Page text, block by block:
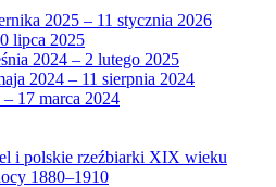
2025 – 11 stycznia 2026
lipca 2025
2024 – 2 lutego 2025
2024 – 11 sierpnia 2024
17 marca 2024
i polskie rzeźbiarki XIX wieku
1880–1910